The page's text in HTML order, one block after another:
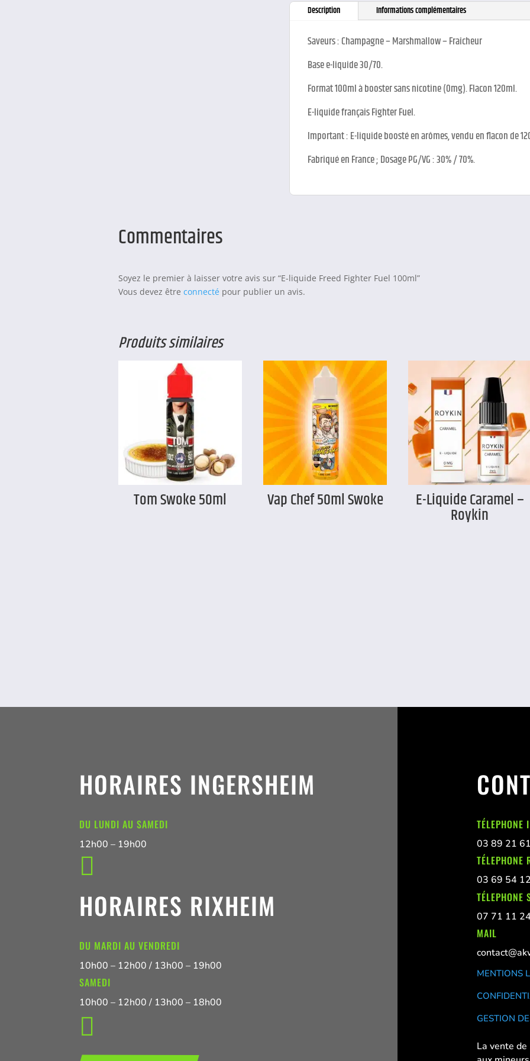
Description Informations complémentaires
Saveurs : Champagne – Marshmallow – Fraîcheur
Base e-liquide 30/70.
Format 100ml à booster sans nicotine (0mg). Flacon 120ml.
E-liquide français Fighter Fuel.
Important : E-liquide boosté en arômes, vendu en flacon de
Fabriqué en France ; Dosage PG/VG : 30% / 70%.
Commentaires
Soyez le premier à laisser votre avis sur “E-liquide Freed Fighter Fuel 100ml”
Vous devez être connecté pour publier un avis.
Produits similaires
Tom Swoke 50ml Vap Chef 50ml Swoke E-Liquide Caramel –
Roykin
HORAIRES INGERSHEIM
DU LUNDI AU SAMEDI
12h00 – 19h00

HORAIRES RIXHEIM
DU MARDI AU VENDREDI
10h00 – 12h00 / 13h00 – 19h00
SAMEDI
10h00 – 12h00 / 13h00 – 18h00

TÉLEPHONE
03 89 21
TÉLEPHONE
03 69 54
TÉLEPHONE
07 71 11
MAIL
MENTIONS
GESTION
La vente